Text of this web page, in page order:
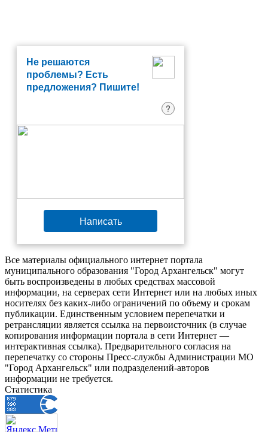
Не решаются
проблемы? Есть
предложения? Пишите!
?
Написать
Все материалы официального интернет портала
муниципального образования "Город Архангельск" могут
быть воспроизведены в любых средствах массовой
информации, на серверах сети Интернет или на любых иных
носителях без каких-либо ограничений по объему и срокам
публикации. Единственным условием перепечатки и
ретрансляции является ссылка на первоисточник (в случае
копирования информации портала в сети Интернет —
интерактивная ссылка). Предварительного согласия на
перепечатку со стороны Пресс-службы Администрации МО
"Город Архангельск" или подразделений-авторов
информации не требуется.
Статистика